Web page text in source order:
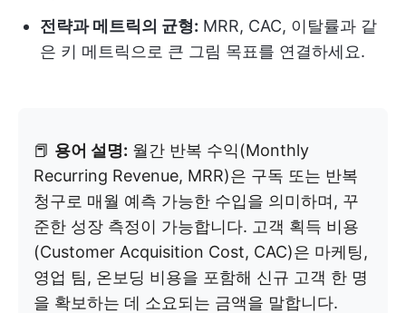
전략과 메트릭의 균형: MRR, CAC, 이탈률과 같
은 키 메트릭으로 큰 그림 목표를 연결하세요.
📕 용어 설명: 월간 반복 수익(Monthly
Recurring Revenue, MRR)은 구독 또는 반복
청구로 매월 예측 가능한 수입을 의미하며, 꾸
준한 성장 측정이 가능합니다. 고객 획득 비용
(Customer Acquisition Cost, CAC)은 마케팅,
영업 팀, 온보딩 비용을 포함해 신규 고객 한 명
을 확보하는 데 소요되는 금액을 말합니다.